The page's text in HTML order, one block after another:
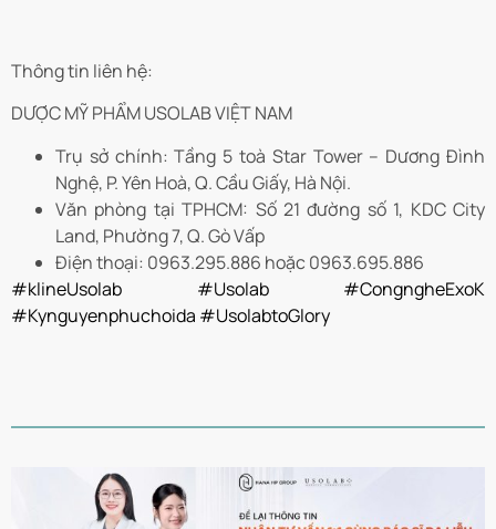
Thông tin liên hệ:
DƯỢC MỸ PHẨM USOLAB VIỆT NAM
Trụ sở chính: Tầng 5 toà Star Tower – Dương Đình
Nghệ, P. Yên Hoà, Q. Cầu Giấy, Hà Nội.
Văn phòng tại TPHCM: Số 21 đường số 1, KDC City
Land, Phường 7, Q. Gò Vấp
Điện thoại: 0963.295.886 hoặc 0963.695.886
#klineUsolab
#Usolab
#CongngheExoK
#Kynguyenphuchoida #UsolabtoGlory